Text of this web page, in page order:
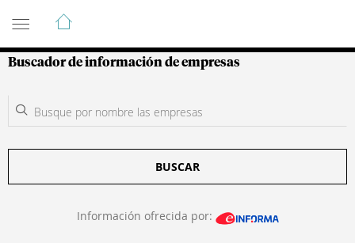
Guía de Empresas Colombianas
Buscador de información de empresas
BUSCAR
Información ofrecida por: